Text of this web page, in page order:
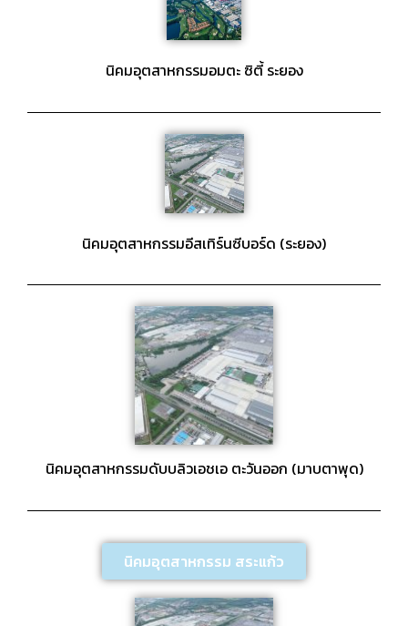
นิคมอุตสาหกรรมอมตะ ซิตี้ ระยอง
นิคมอุตสาหกรรมอีสเทิร์นซีบอร์ด (ระยอง)
นิคมอุตสาหกรรมดับบลิวเอชเอ ตะวันออก (มาบตาพุด)
นิคมอุตสาหกรรม สระแก้ว